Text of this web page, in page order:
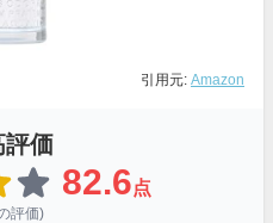
引用元: Amazon
評価
82.6点
評価)